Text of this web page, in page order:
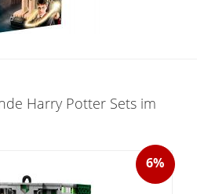
Harry Potter Sets im
6%